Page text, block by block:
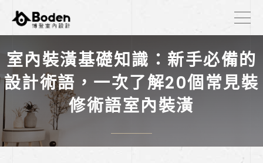
室內裝潢基礎知識：新手必備的
設計術語，一次了解20個常見裝
修術語室內裝潢